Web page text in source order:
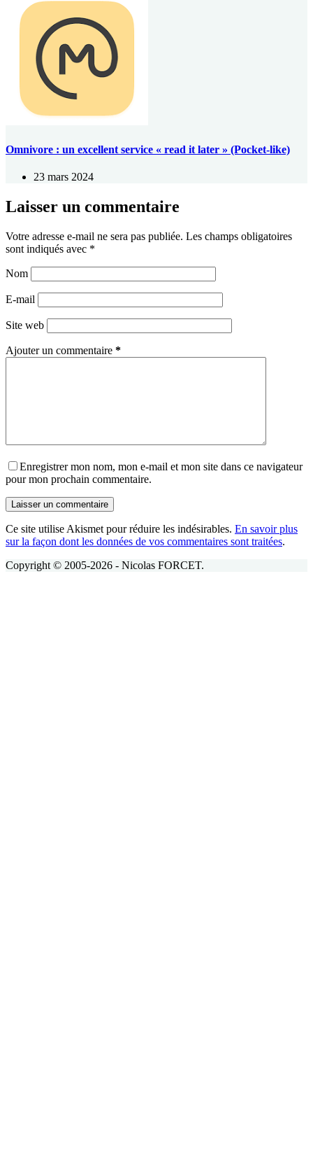
Omnivore : un excellent service « read it later » (Pocket-like)
23 mars 2024
Laisser un commentaire
Votre adresse e-mail ne sera pas publiée. Les champs obligatoires
sont indiqués avec *
Nom
E-mail
Site web
Ajouter un commentaire *
Enregistrer mon nom, mon e-mail et mon site dans ce navigateur
pour mon prochain commentaire.
Laisser un commentaire
Ce site utilise Akismet pour réduire les indésirables. En savoir plus
sur la façon dont les données de vos commentaires sont traitées.
Copyright © 2005-2026 - Nicolas FORCET.